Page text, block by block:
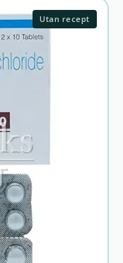
Utan recept